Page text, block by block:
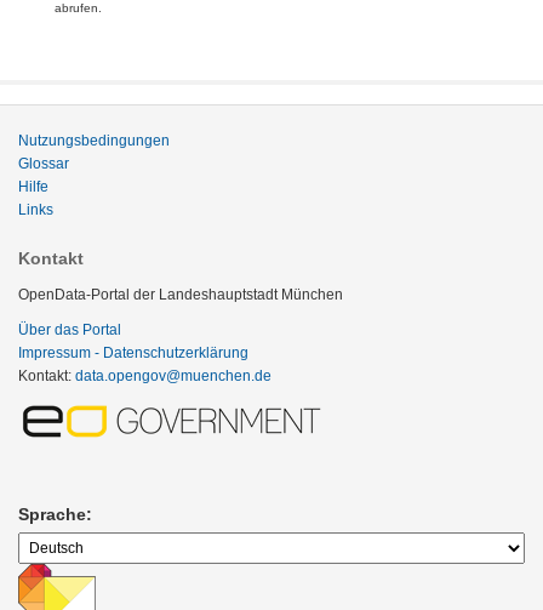
abrufen.
Nutzungsbedingungen
Glossar
Hilfe
Links
Kontakt
OpenData-Portal der Landeshauptstadt München
Über das Portal
Impressum - Datenschutzerklärung
Kontakt: data.opengov@muenchen.de
Sprache